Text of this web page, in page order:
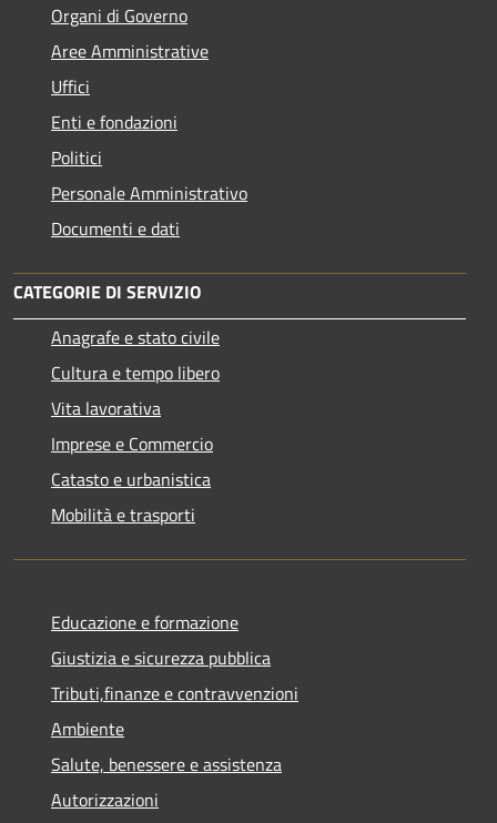
Organi di Governo
Aree Amministrative
Uffici
Enti e fondazioni
Politici
Personale Amministrativo
Documenti e dati
CATEGORIE DI SERVIZIO
Anagrafe e stato civile
Cultura e tempo libero
Vita lavorativa
Imprese e Commercio
Catasto e urbanistica
Mobilità e trasporti
Educazione e formazione
Giustizia e sicurezza pubblica
Tributi,finanze e contravvenzioni
Ambiente
Salute, benessere e assistenza
Autorizzazioni